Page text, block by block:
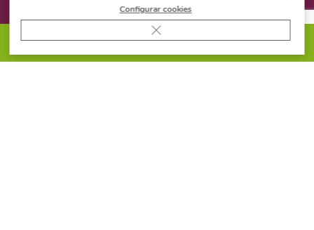
¡Vuelve a intentarlo en nuestro
buscador!
Configurar cookies
Cerrar el banner de cookies RGPD
PIDE PRESUPUESTO